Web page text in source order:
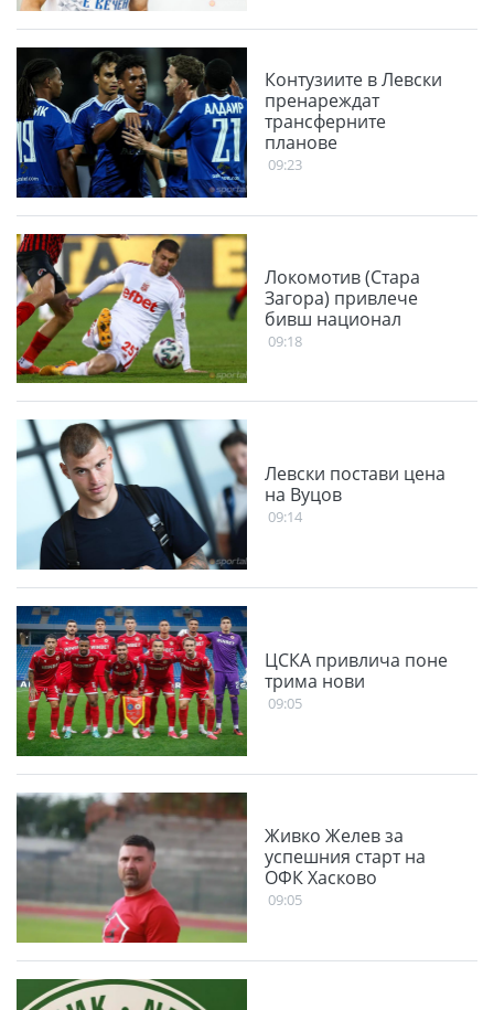
Контузиите в Левски
пренареждат
трансферните
планове
09:23
Локомотив (Стара
Загора) привлече
бивш национал
09:18
Левски постави цена
на Вуцов
09:14
ЦСКА привлича поне
трима нови
09:05
Живко Желев за
успешния старт на
ОФК Хасково
09:05